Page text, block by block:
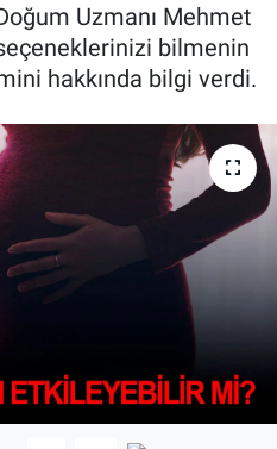
Uzmanı Mehmet
bilmenin
hakkında bilgi verdi.